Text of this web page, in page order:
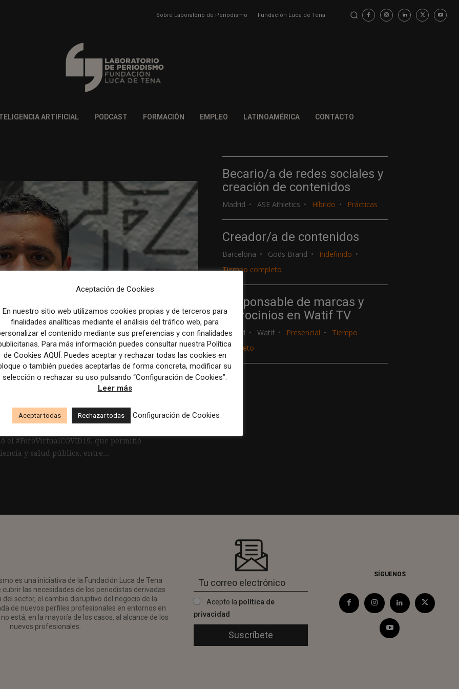
Sobre Laboratorio de Periodismo Fundación Luca de Tena
ARTIFICIAL PODCAST FORMACIÓN EMPLEO LATINOAMÉRICA CONTACTO
“Hay que tejer
los medios y los
más que
el #ForoVirtualCOVID19, que permitió
y salud pública, entre...
Becario/a de redes sociales y
creación de contenidos
Madrid ASE Athletics Híbrido Prácticas
Creador/a de contenidos
Barcelona Gods Brand
Indefinido
Tiempo completo
Responsable de marcas y
patrocinios en Watif TV
Madrid Watif Presencial
Tiempo
completo
es una iniciativa de la Fundación Luca de Tena
las necesidades de los periodistas derivadas
sector, el cambio disruptivo del negocio de la
de nuevos perfiles profesionales en entornos en
está, en la mayoría de los casos, al alcance de los
nuevos profesionales.
Acepto la política de
privacidad
SÍGUENOS
Aceptación de Cookies
En nuestro sitio web utilizamos cookies propias y de terceros para
finalidades analíticas mediante el análisis del tráfico web, para
el contenido mediante sus preferencias y con finalidades
Para más información puedes consultar nuestra Política
de Cookies AQUÍ. Puedes aceptar y rechazar todas las cookies en
o también puedes aceptarlas de forma concreta, modificar su
selección o rechazar su uso pulsando “Configuración de Cookies”.
Leer más
Aceptar todas Rechazar todas Configuración de Cookies